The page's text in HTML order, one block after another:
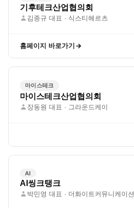
기후테크산업협의회
김종규 대표 · 식스티헤르츠
홈페이지 바로가기
마이스테크
마이스테크산업협의회
장동원 대표 · 그라운드케이
AI
AI씽크탱크
박민영 대표 · 더화이트커뮤니케이션